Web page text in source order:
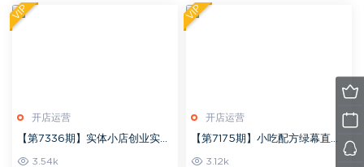
开店运营
【第7336期】实体小店创业实战
课，能做好小生意才能做好大生
3.54k
VIP
开店运营
【第7175期】小吃配方绿幕直播
系列课，在家用一部手机或者电
3.12k
VIP